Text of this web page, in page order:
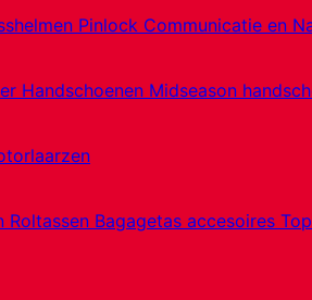
Pinlock Communicatie en
Handschoenen Midseason
Roltassen Bagagetas accesoires